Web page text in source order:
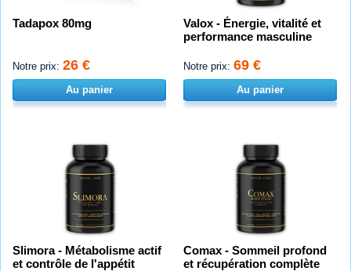
Tadapox 80mg
Notre prix: 26 €
Au panier
Valox - Énergie, vitalité et
performance masculine
Notre prix: 69 €
Au panier
Slimora - Métabolisme actif
et contrôle de l'appétit
Comax - Sommeil profond
et récupération complète